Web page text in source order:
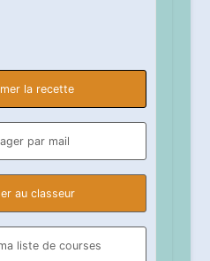
la recette
par mail
au classeur
liste de courses